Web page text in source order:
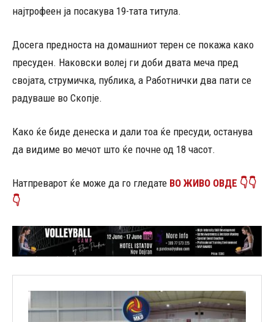
најтрофеен ја посакува 19-тата титула.
Досега предноста на домашниот терен се покажа како
пресуден. Наковски волеј ги доби двата меча пред
својата, струмичка, публика, а Работнички два пати се
радуваше во Скопје.
Како ќе биде денеска и дали тоа ќе пресуди, останува
да видиме во мечот што ќе почне од 18 часот.
Натпреварот ќе може да го гледате ВО ЖИВО ОВДЕ 👇👇
👇